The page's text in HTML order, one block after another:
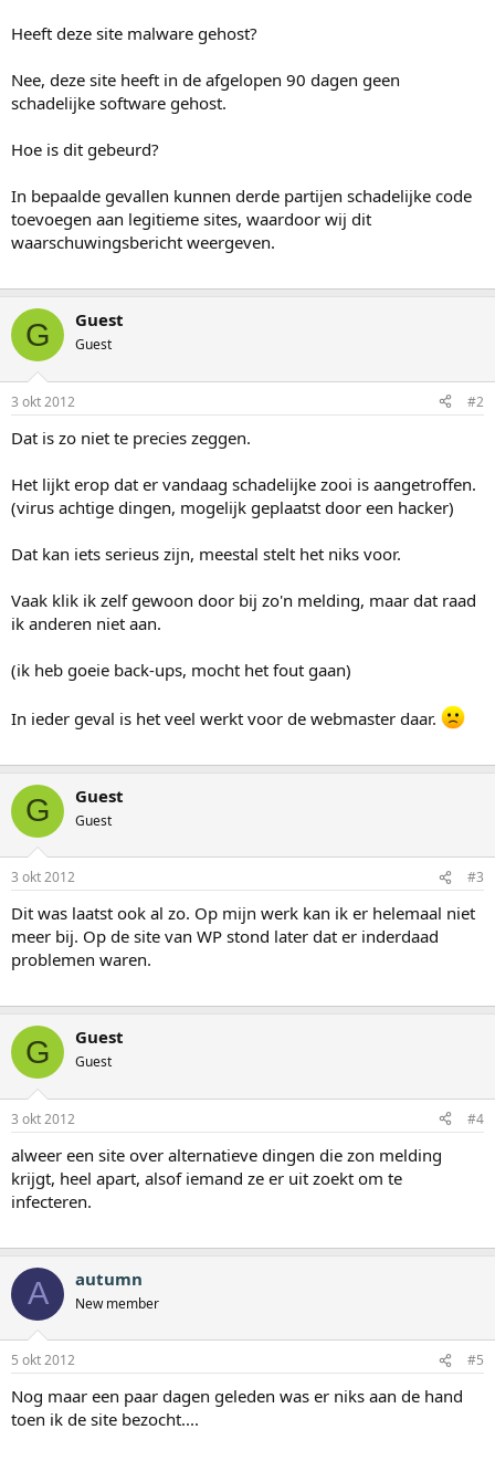
Heeft deze site malware gehost?
Nee, deze site heeft in de afgelopen 90 dagen geen
schadelijke software gehost.
Hoe is dit gebeurd?
In bepaalde gevallen kunnen derde partijen schadelijke code
toevoegen aan legitieme sites, waardoor wij dit
waarschuwingsbericht weergeven.
G Guest
Guest
3 okt 2012 #2
Dat is zo niet te precies zeggen.
Het lijkt erop dat er vandaag schadelijke zooi is aangetroffen.
(virus achtige dingen, mogelijk geplaatst door een hacker)
Dat kan iets serieus zijn, meestal stelt het niks voor.
Vaak klik ik zelf gewoon door bij zo'n melding, maar dat raad
ik anderen niet aan.
(ik heb goeie back-ups, mocht het fout gaan)
In ieder geval is het veel werkt voor de webmaster daar.
G Guest
Guest
3 okt 2012 #3
Dit was laatst ook al zo. Op mijn werk kan ik er helemaal niet
meer bij. Op de site van WP stond later dat er inderdaad
problemen waren.
G Guest
Guest
3 okt 2012 #4
alweer een site over alternatieve dingen die zon melding
krijgt, heel apart, alsof iemand ze er uit zoekt om te
infecteren.
A autumn
New member
5 okt 2012 #5
Nog maar een paar dagen geleden was er niks aan de hand
toen ik de site bezocht....